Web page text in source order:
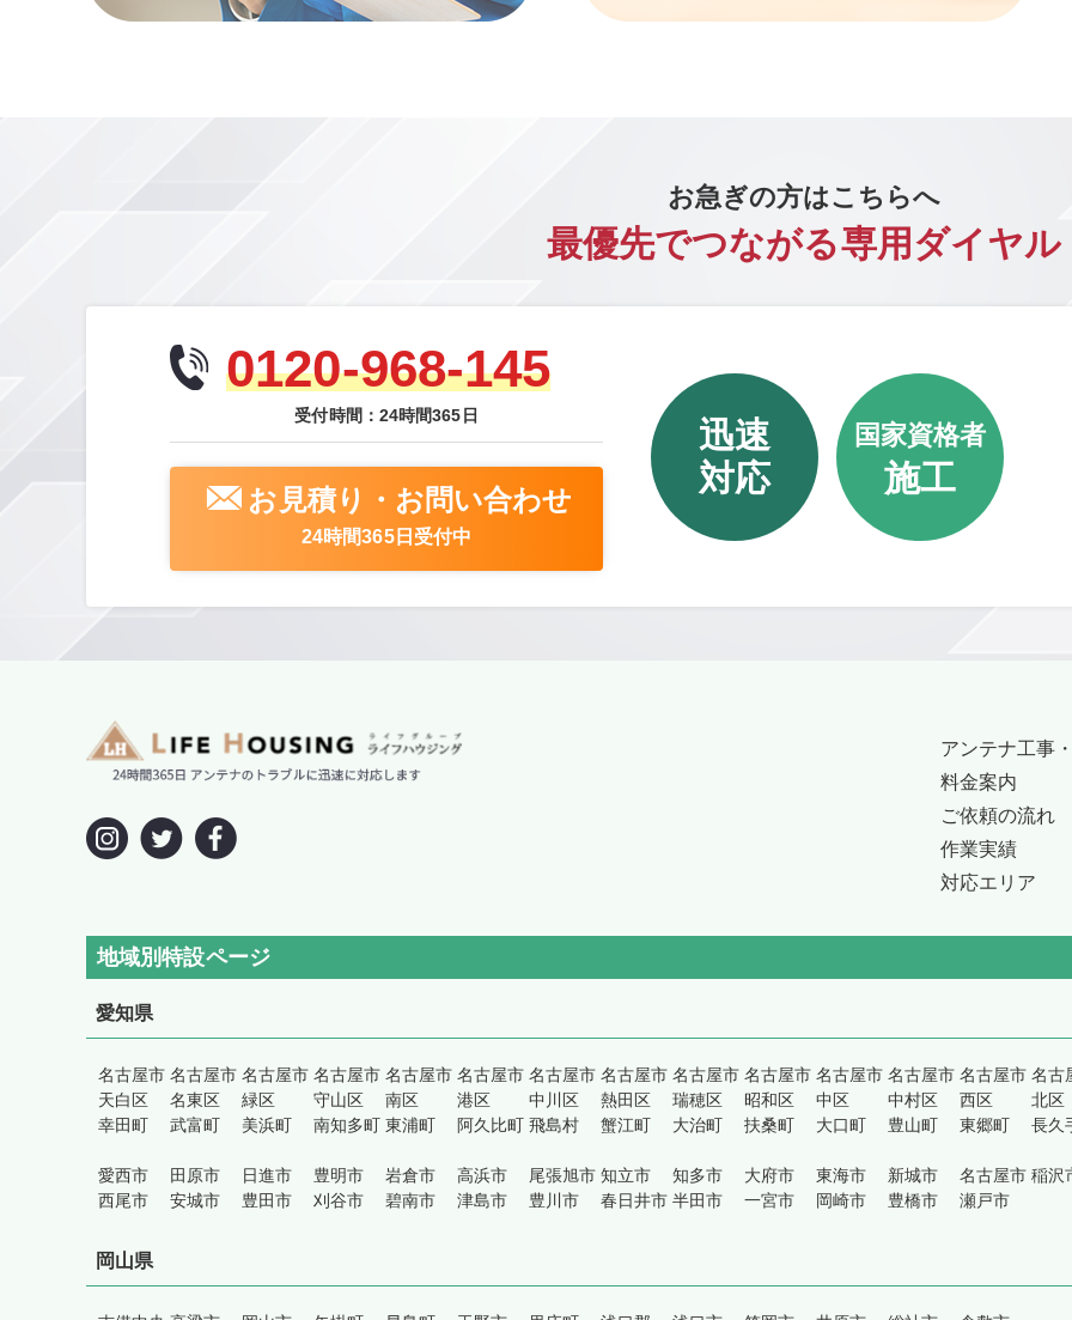
お急ぎの方はこちらへ
最優先でつながる専用ダイヤル
0120-968-145
受付時間：24時間365日
お見積り・お問い合わせ
24時間365日受付中
迅速
対応
国家資格者
施工
アンテナ工事
料金案内
ご依頼の流れ
作業実績
対応エリア
地域別特設ページ
愛知県
名古屋市
天白区
名古屋市
名東区
名古屋市
緑区
名古屋市
守山区
名古屋市
南区
名古屋市
港区
名古屋市
中川区
名古屋市
熱田区
名古屋市
瑞穂区
名古屋市
昭和区
名古屋市
中区
名古屋市
中村区
名古屋市
西区
名古
北区
幸田町
武富町 美浜町 南知多町 東浦町 阿久比町 飛島村 蟹江町 大治町 扶桑町 大口町 豊山町 東郷町 長久
愛西市 田原市 日進市 豊明市 岩倉市 高浜市 尾張旭市 知立市 知多市 大府市 東海市 新城市 名古屋市 稲沢
西尾市
安城市 豊田市 刈谷市 碧南市 津島市 豊川市 春日井市 半田市 一宮市 岡崎市 豊橋市 瀬戸市
岡山県